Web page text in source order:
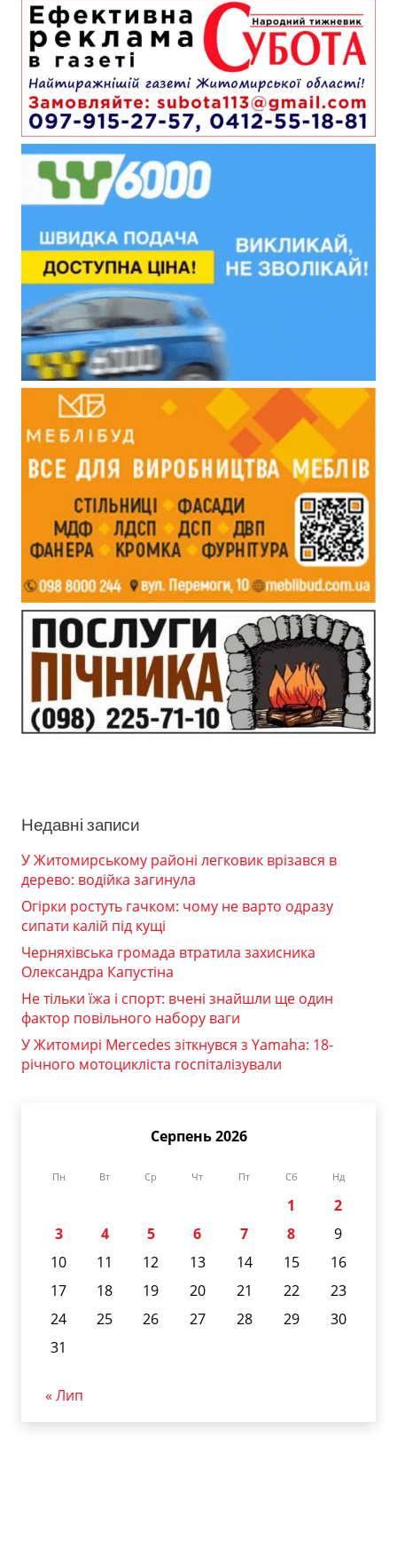
Недавні записи
У Житомирському районі легковик врізався в
дерево: водійка загинула
Огірки ростуть гачком: чому не варто одразу
сипати калій під кущі
Черняхівська громада втратила захисника
Олександра Капустіна
Не тільки їжа і спорт: вчені знайшли ще один
фактор повільного набору ваги
У Житомирі Mercedes зіткнувся з Yamaha: 18-
річного мотоцикліста госпіталізували
Серпень 2026
Пн Вт Ср Чт Пт Сб Нд
1
2
3
4 5 6 7 8
9
10
11 12 13 14 15
16
17
18 19 20 21 22
23
24
25 26 27 28 29
30
31
« Лип